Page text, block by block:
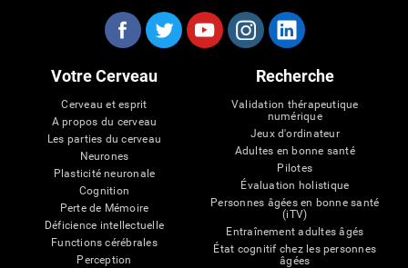
Votre Cerveau
Cerveau et esprit
A propos du cerveau
Les parties du cerveau
Neurones
Plasticité neuronale
Cognition
Perte de Mémoire
Déficience intellectuelle
Functions cérébrales
Perception
Recherche
Validation thérapeutique
numérique
Jeux d'ordinateur
Adultes en bonne santé
Pilotes
Évaluation holistique
Personnes âgées en bonne santé
(iTV)
Entraînement adultes âgés
État cognitif chez les personnes
âgées